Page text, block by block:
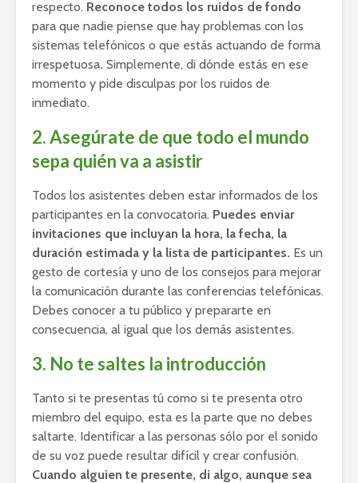
respecto. Reconoce todos los ruidos de fondo
para que nadie piense que hay problemas con los
sistemas telefónicos o que estás actuando de forma
irrespetuosa. Simplemente, di dónde estás en ese
momento y pide disculpas por los ruidos de
inmediato.
2. Asegúrate de que todo el mundo
sepa quién va a asistir
Todos los asistentes deben estar informados de los
participantes en la convocatoria. Puedes enviar
invitaciones que incluyan la hora, la fecha, la
duración estimada y la lista de participantes. Es un
gesto de cortesía y uno de los consejos para mejorar
la comunicación durante las conferencias telefónicas.
Debes conocer a tu público y prepararte en
consecuencia, al igual que los demás asistentes.
3. No te saltes la introducción
Tanto si te presentas tú como si te presenta otro
miembro del equipo, esta es la parte que no debes
saltarte. Identificar a las personas sólo por el sonido
de su voz puede resultar difícil y crear confusión.
Cuando alguien te presente, di algo, aunque sea